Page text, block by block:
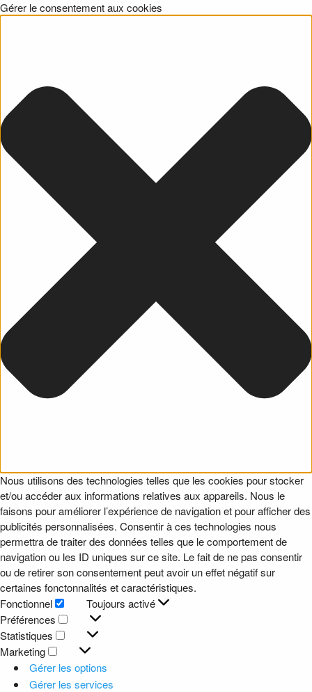
Gérer le consentement aux cookies
Nous utilisons des technologies telles que les cookies pour stocker
et/ou accéder aux informations relatives aux appareils. Nous le
faisons pour améliorer l’expérience de navigation et pour afficher des
publicités personnalisées. Consentir à ces technologies nous
permettra de traiter des données telles que le comportement de
navigation ou les ID uniques sur ce site. Le fait de ne pas consentir
ou de retirer son consentement peut avoir un effet négatif sur
certaines fonctonnalités et caractéristiques.
Fonctionnel
Fonctionnel
Toujours activé
Préférences
Préférences
Statistiques
Statistiques
Marketing
Marketing
Gérer les options
Gérer les services